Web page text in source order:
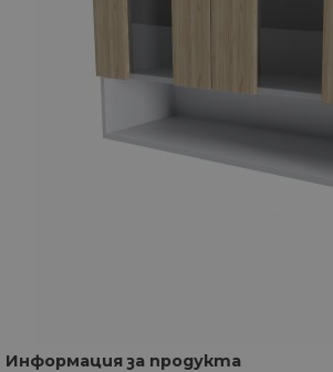
Информация за продукта